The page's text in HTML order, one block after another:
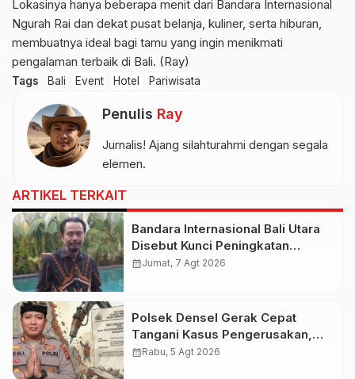
Lokasinya hanya beberapa menit dari Bandara Internasional
Ngurah Rai dan dekat pusat belanja, kuliner, serta hiburan,
membuatnya ideal bagi tamu yang ingin menikmati
pengalaman terbaik di Bali. (Ray)
Tags Bali Event Hotel Pariwisata
Penulis Ray
Jurnalis! Ajang silahturahmi dengan segala
elemen.
ARTIKEL TERKAIT
Bandara Internasional Bali Utara
Disebut Kunci Peningkatan
Pariwisata Indonesia Timur dan
calendar_monthJumat, 7 Agt 2026
Polsek Densel Gerak Cepat
Tangani Kasus Pengerusakan,
Kapolsek: Kami Sudah Koordinasi
calendar_monthRabu, 5 Agt 2026